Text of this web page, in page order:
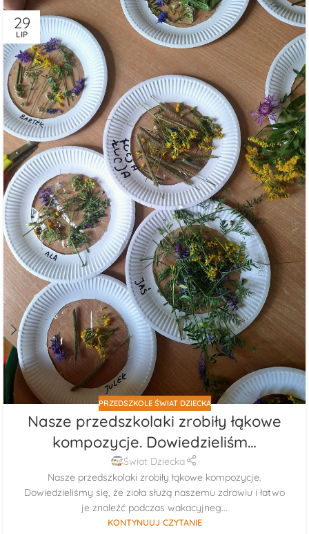
29
LIP
PRZEDSZKOLE ŚWIAT DZIECKA
Nasze przedszkolaki zrobiły łąkowe
kompozycje. Dowiedzieliśm…
Świat Dziecka
Nasze przedszkolaki zrobiły łąkowe kompozycje.
Dowiedzieliśmy się, że zioła służą naszemu zdrowiu i łatwo
je znaleźć podczas wakacyjneg...
KONTYNUUJ CZYTANIE